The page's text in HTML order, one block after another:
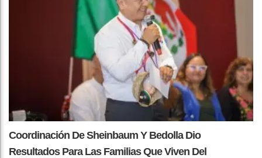
Coordinación De Sheinbaum Y Bedolla Dio
Resultados Para Las Familias Que Viven Del